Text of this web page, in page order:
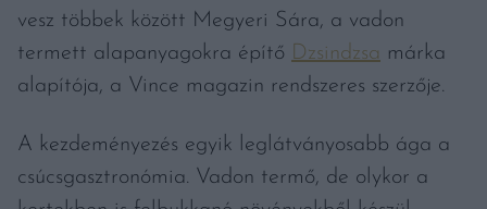
vesz többek között Megyeri Sára, a vadon
termett alapanyagokra építő Dzsindzsa márka
alapítója, a Vince magazin rendszeres szerzője.
A kezdeményezés egyik leglátványosabb ága a
csúcsgasztronómia. Vadon termő, de olykor a